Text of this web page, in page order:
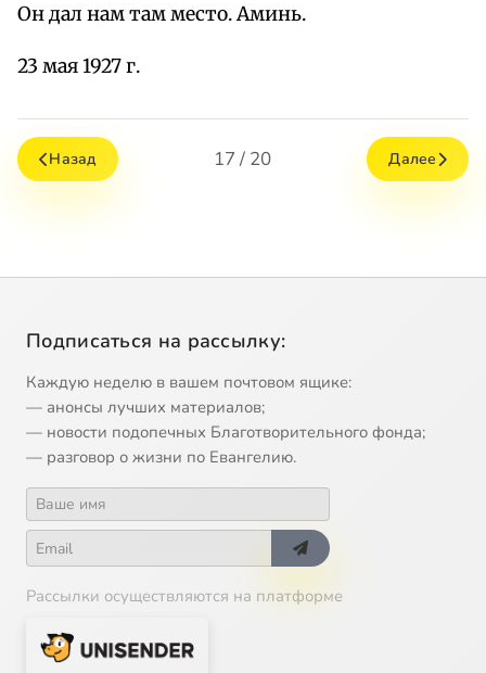
Он дал нам там место. Аминь.
23 мая 1927 г.
Назад 17 / 20 Далее
Подписаться на рассылку:
Каждую неделю в вашем почтовом ящике:
— анонсы лучших материалов;
— новости подопечных Благотворительного фонда;
— разговор о жизни по Евангелию.
Рассылки осуществляются на платформе